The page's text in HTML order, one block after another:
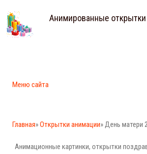
Анимированные
Меню сайта
Главная»Открытки анимации» День матери
Анимационные картинки, открытки